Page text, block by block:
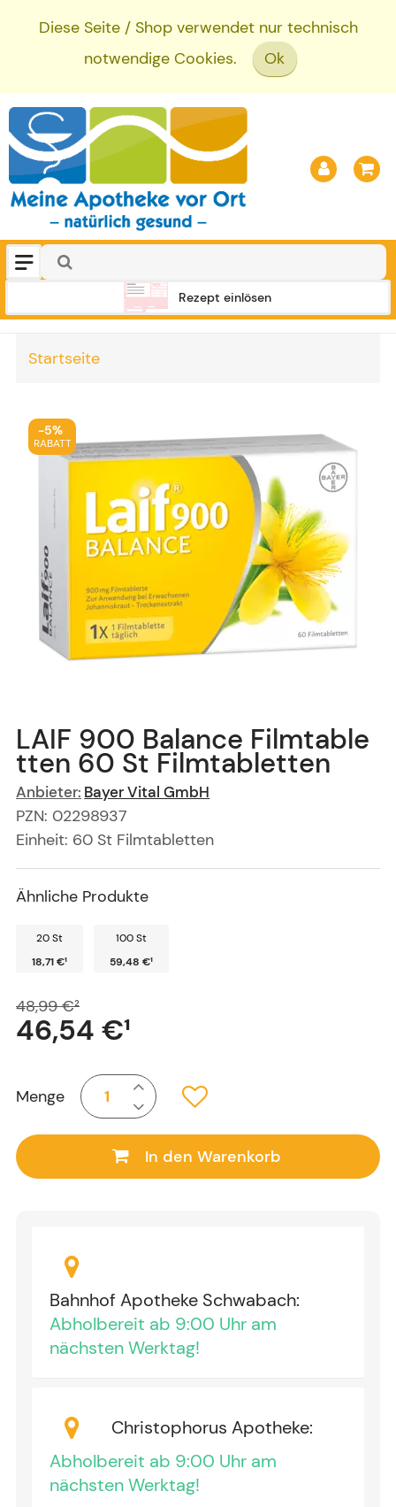
Diese Seite / Shop verwendet nur technisch
notwendige Cookies.
Ok
Rezept einlösen
Startseite
-5%
RABATT
LAIF 900 Balance Filmtable
tten 60 St Filmtabletten
Anbieter: Bayer Vital GmbH
PZN: 02298937
Einheit: 60 StFilmtabletten
Ähnliche Produkte
20 St
18,71 €¹
100 St
59,48 €¹
46,54 €¹
48,99 €²
Menge
In den Warenkorb
Bahnhof Apotheke Schwabach:
Abholbereit ab 9:00 Uhr am
nächsten Werktag!
Christophorus Apotheke:
Abholbereit ab 9:00 Uhr am
nächsten Werktag!